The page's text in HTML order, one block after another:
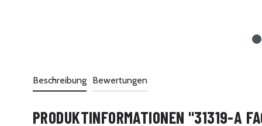
Beschreibung Bewertungen
PRODUKTINFORMATIONEN "31319-A